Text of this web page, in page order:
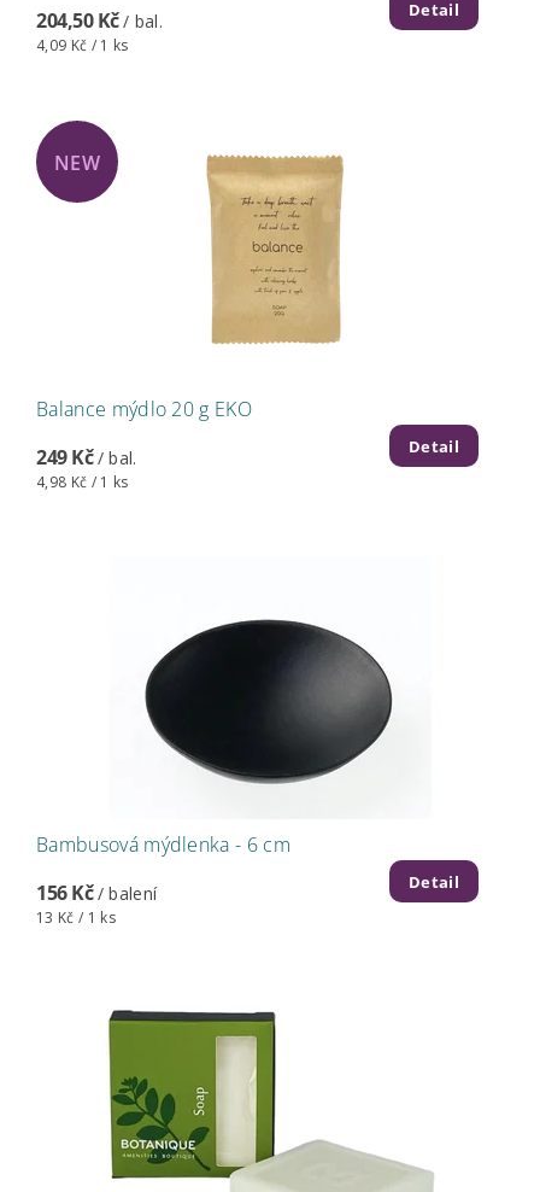
204,50 Kč/ bal.
4,09 Kč / 1 ks
Detail
NEW
Balance mýdlo 20 g EKO
249 Kč/ bal.
4,98 Kč / 1 ks
Detail
Bambusová mýdlenka - 6 cm
156 Kč/ balení
13 Kč / 1 ks
Detail